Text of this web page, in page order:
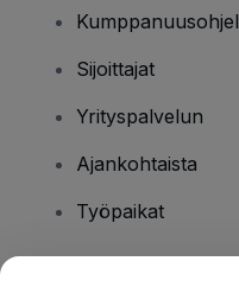
Sijoittajat
Yrityspalvelun
Ajankohtaista
Työpaikat